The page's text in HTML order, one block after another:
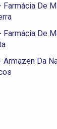
Farmácia De
Farmácia De
Armazen Da